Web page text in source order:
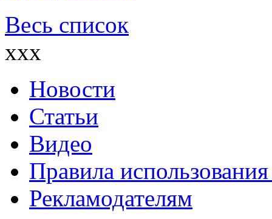
Весь список
xxx
Новости
Статьи
Видео
Правила
Рекламодателям